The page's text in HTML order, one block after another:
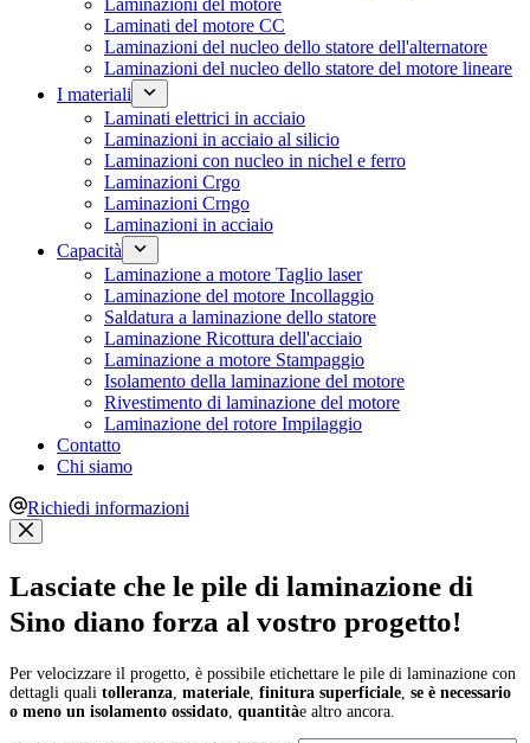
Laminazioni del motore
Laminati del motore CC
Laminazioni del nucleo dello statore dell'alternatore
Laminazioni del nucleo dello statore del motore lineare
I materiali
Laminati elettrici in acciaio
Laminazioni in acciaio al silicio
Laminazioni con nucleo in nichel e ferro
Laminazioni Crgo
Laminazioni Crngo
Laminazioni in acciaio
Capacità
Laminazione a motore Taglio laser
Laminazione del motore Incollaggio
Saldatura a laminazione dello statore
Laminazione Ricottura dell'acciaio
Laminazione a motore Stampaggio
Isolamento della laminazione del motore
Rivestimento di laminazione del motore
Laminazione del rotore Impilaggio
Contatto
Chi siamo
Richiedi informazioni
Lasciate che le pile di laminazione di
Sino diano forza al vostro progetto!
Per velocizzare il progetto, è possibile etichettare le pile di laminazione con
dettagli quali tolleranza materiale finitura superficiale se è necessario
o meno un isolamento ossidato quantitàe altro ancora.